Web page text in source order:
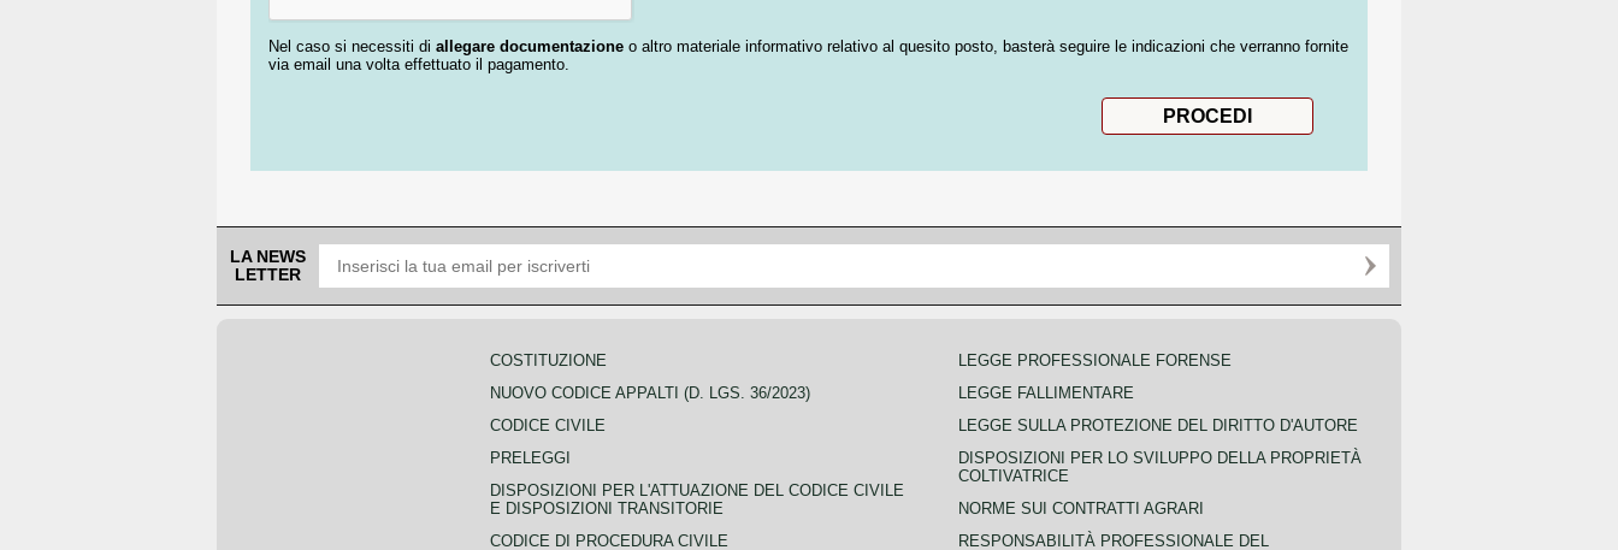
Nel caso si necessiti di allegare documentazione o altro materiale informativo relativo al quesito posto, basterà seguire le indicazioni che verranno fornite
via email una volta effettuato il pagamento.
LA NEWS
LETTER
COSTITUZIONE
NUOVO CODICE APPALTI (D. LGS. 36/2023)
CODICE CIVILE
PRELEGGI
DISPOSIZIONI PER L'ATTUAZIONE DEL CODICE CIVILE
E DISPOSIZIONI TRANSITORIE
CODICE DI PROCEDURA CIVILE
LEGGE PROFESSIONALE FORENSE
LEGGE FALLIMENTARE
LEGGE SULLA PROTEZIONE DEL DIRITTO D'AUTORE
DISPOSIZIONI PER LO SVILUPPO DELLA PROPRIETÀ
COLTIVATRICE
NORME SUI CONTRATTI AGRARI
RESPONSABILITÀ PROFESSIONALE DEL